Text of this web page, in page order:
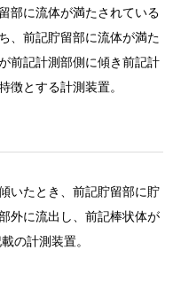
部に流体が満たされている
、前記貯留部に流体が満た
前記計測部側に傾き前記計
徴とする計測装置。
いたとき、前記貯留部に貯
外に流出し、前記棒状体が
の計測装置。